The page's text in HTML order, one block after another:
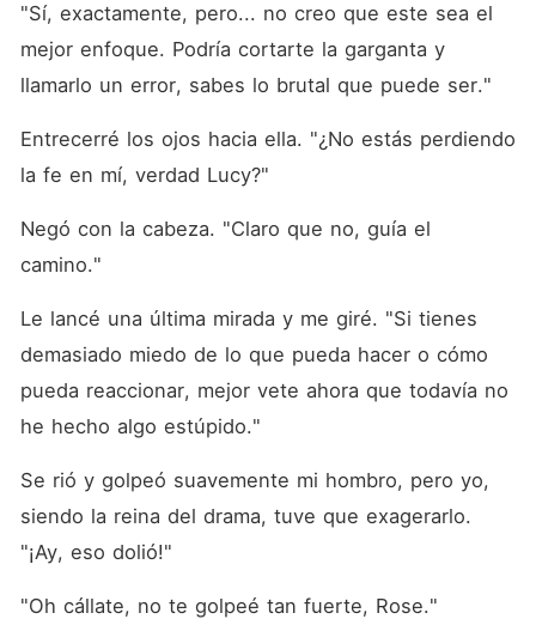
"Sí, exactamente, pero... no creo que este sea el
mejor enfoque. Podría cortarte la garganta y
llamarlo un error, sabes lo brutal que puede ser."
Entrecerré los ojos hacia ella. "¿No estás perdiendo
la fe en mí, verdad Lucy?"
Negó con la cabeza. "Claro que no, guía el
camino."
Le lancé una última mirada y me giré. "Si tienes
demasiado miedo de lo que pueda hacer o cómo
pueda reaccionar, mejor vete ahora que todavía no
he hecho algo estúpido."
Se rió y golpeó suavemente mi hombro, pero yo,
siendo la reina del drama, tuve que exagerarlo.
"¡Ay, eso dolió!"
"Oh cállate, no te golpeé tan fuerte, Rose."